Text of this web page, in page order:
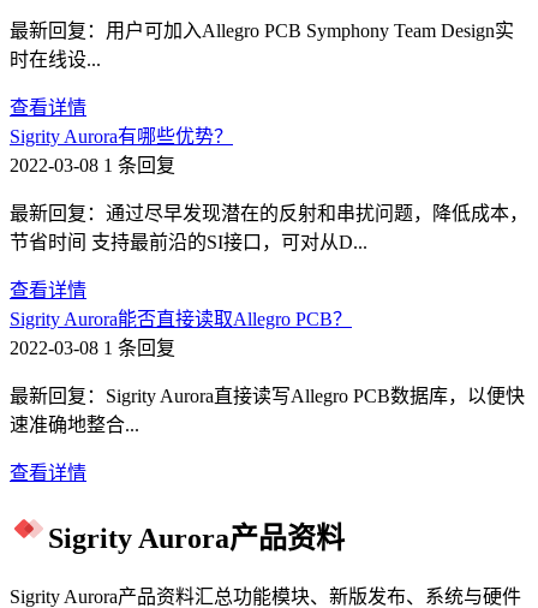
最新回复：用户可加入Allegro PCB Symphony Team Design实
时在线设...
查看详情
Sigrity Aurora有哪些优势？
2022-03-08 1 条回复
最新回复：通过尽早发现潜在的反射和串扰问题，降低成本，
节省时间 支持最前沿的SI接口，可对从D...
查看详情
Sigrity Aurora能否直接读取Allegro PCB？
2022-03-08 1 条回复
最新回复：Sigrity Aurora直接读写Allegro PCB数据库，以便快
速准确地整合...
查看详情
Sigrity Aurora产品资料
Sigrity Aurora产品资料汇总功能模块、新版发布、系统与硬件